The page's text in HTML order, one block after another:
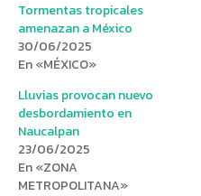
Tormentas tropicales
amenazan a México
30/06/2025
En «MÉXICO»
Lluvias provocan nuevo
desbordamiento en
Naucalpan
23/06/2025
En «ZONA
METROPOLITANA»